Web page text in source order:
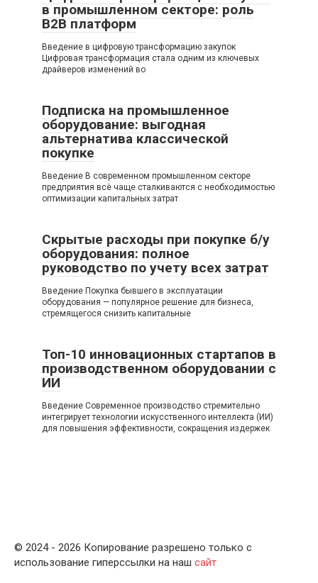
в промышленном секторе: роль
B2B платформ
Введение в цифровую трансформацию закупок
Цифровая трансформация стала одним из ключевых
драйверов изменений во
Подписка на промышленное
оборудование: выгодная
альтернатива классической
покупке
Введение В современном промышленном секторе
предприятия всё чаще сталкиваются с необходимостью
оптимизации капитальных затрат
Скрытые расходы при покупке б/у
оборудования: полное
руководство по учету всех затрат
Введение Покупка бывшего в эксплуатации
оборудования — популярное решение для бизнеса,
стремящегося снизить капитальные
Топ-10 инновационных стартапов в
производственном оборудовании с
ИИ
Введение Современное производство стремительно
интегрирует технологии искусственного интеллекта (ИИ)
для повышения эффективности, сокращения издержек
© 2024 - 2026 Копирование разрешено только с
использование гиперссылки на наш сайт